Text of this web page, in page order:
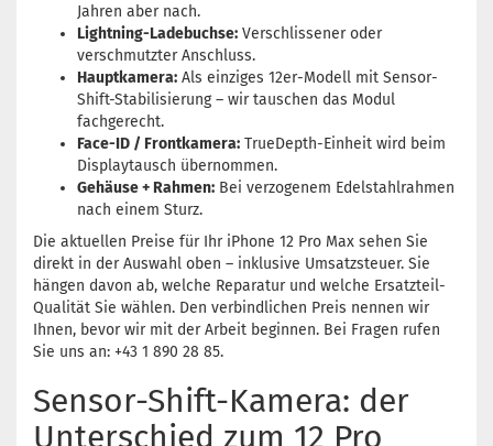
Jahren aber nach.
Lightning-Ladebuchse: Verschlissener oder
verschmutzter Anschluss.
Hauptkamera: Als einziges 12er-Modell mit Sensor-
Shift-Stabilisierung – wir tauschen das Modul
fachgerecht.
Face-ID / Frontkamera: TrueDepth-Einheit wird beim
Displaytausch übernommen.
Gehäuse + Rahmen: Bei verzogenem Edelstahlrahmen
nach einem Sturz.
Die aktuellen Preise für Ihr iPhone 12 Pro Max sehen Sie
direkt in der Auswahl oben – inklusive Umsatzsteuer. Sie
hängen davon ab, welche Reparatur und welche Ersatzteil-
Qualität Sie wählen. Den verbindlichen Preis nennen wir
Ihnen, bevor wir mit der Arbeit beginnen. Bei Fragen rufen
Sie uns an: +43 1 890 28 85.
Sensor-Shift-Kamera: der
Unterschied zum 12 Pro